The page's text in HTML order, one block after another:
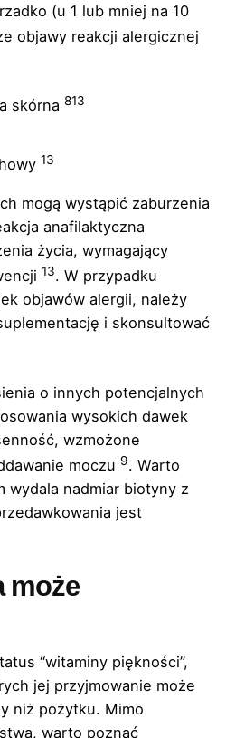
(u 1 lub mniej na 10
objawy reakcji alergicznej
skórna 813
13
mogą wystąpić zaburzenia
anafilaktyczna
życia, wymagający
13. W przypadku
objawów alergii, należy
i skonsultować
o innych potencjalnych
wysokich dawek
wzmożone
moczu 9. Warto
wydala nadmiar biotyny z
jest
może
“witaminy piękności”,
jej przyjmowanie może
niż pożytku. Mimo
warto poznać